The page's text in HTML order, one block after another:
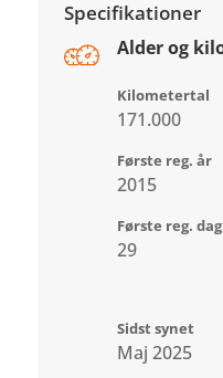
Specifikationer
Alder og
Kilometertal
171.000
Første reg. år
2015
Første reg. dag
29
Sidst synet
Maj 2025